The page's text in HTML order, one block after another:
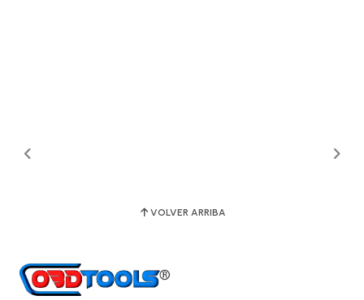
VOLVER ARRIBA